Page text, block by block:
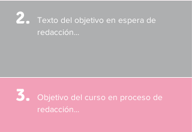
2.
Texto del objetivo en espera de
redacción...
3.
Objetivo del curso en proceso de
redacción...